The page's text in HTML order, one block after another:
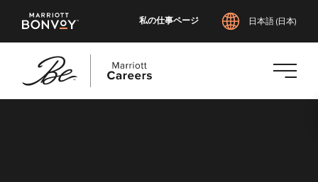
私の仕事ページ 日本語 (日本)